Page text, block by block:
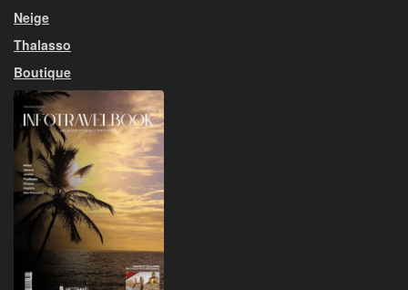
Neige
Thalasso
Boutique